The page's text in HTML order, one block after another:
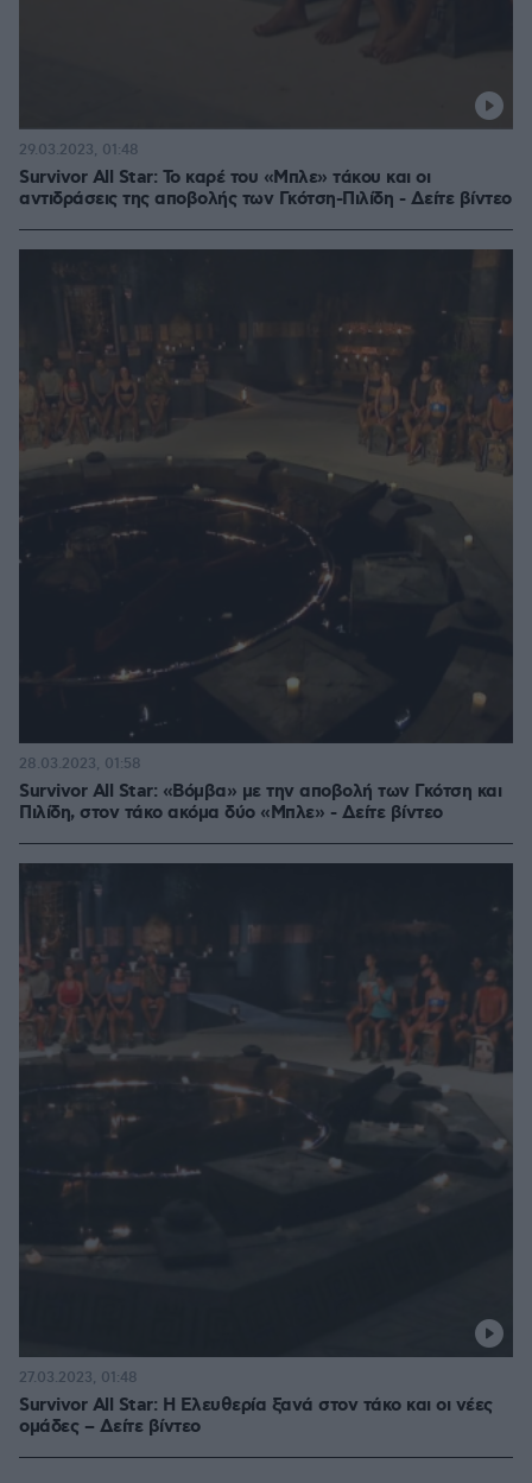
Survivor All Star: Το καρέ του «Μπλε» τάκου και οι
αντιδράσεις της αποβολής των Γκότση-Πιλίδη - Δείτε βίντεο
29.03.2023, 01:48
Survivor All Star: «Βόμβα» με την αποβολή των Γκότση και
Πιλίδη, στον τάκο ακόμα δύο «Μπλε» - Δείτε βίντεο
28.03.2023, 01:58
Survivor All Star: Η Ελευθερία ξανά στον τάκο και οι νέες
ομάδες – Δείτε βίντεο
27.03.2023, 01:48